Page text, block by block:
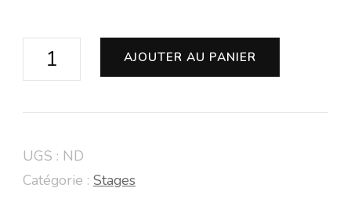
quantité
de
Manga
-
AJOUTER AU PANIER
UGS : ND
Catégorie : Stages